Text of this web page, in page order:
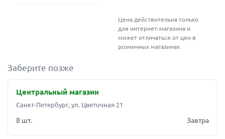
Цена действительна только
для интернет-магазина и
может отличаться от цен в
розничных магазинах
Заберите позже
Центральный магазин
Санкт-Петербург, ул. Цветочная 21
8 шт. Завтра